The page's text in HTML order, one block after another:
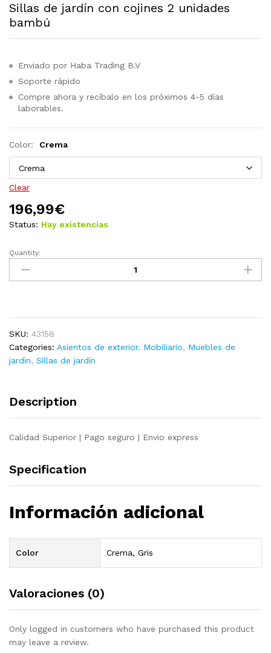
Sillas de jardín con cojines 2 unidades
bambú
Enviado por Haba Trading B.V
Soporte rápido
Compre ahora y recíbalo en los próximos 4-5 días
laborables.
Color: Crema
Clear
196,99€
Status: Hay existencias
Sillas
jardín
unidades
bambú
quantity
Quantity:
SKU: 43158
Categories: Asientos de exterior, Mobiliario, Muebles de
jardín, Sillas de jardín
Description
Calidad Superior | Pago seguro | Envio express
Specification
Información adicional
Color Crema, Gris
Valoraciones (0)
Only logged in customers who have purchased this product
may leave a review.